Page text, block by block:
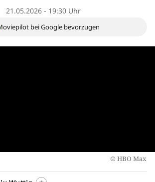
21.05.2026 - 19:30 Uhr
bei Google bevorzugen
HBO Max